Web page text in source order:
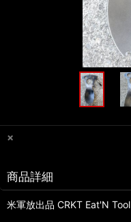
×
商品詳細
米軍放出品 CRKT Eat'N Tool